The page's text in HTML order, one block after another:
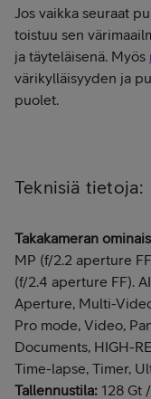
Jos vaikka seuraat
toistuu sen
ja täyteläisenä. Myös
värikylläisyyden ja
puolet.
Teknisiä tietoja:
Takakameran
MP (f/2.2 aperture
(f/2.4 aperture FF).
Aperture, Multi-
Pro mode, Video,
Documents, HIGH-
Time-lapse, Timer,
Tallennustila: 128 Gt